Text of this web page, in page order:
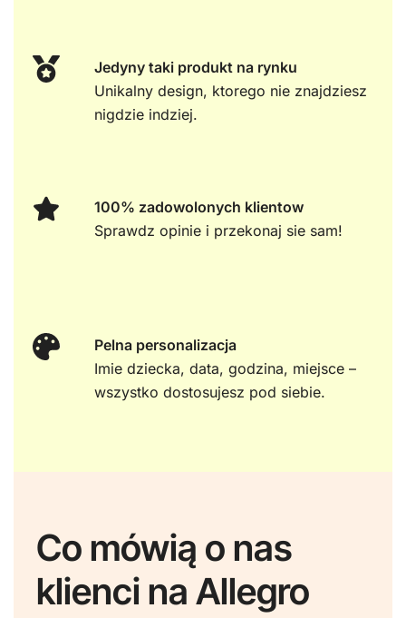
Jedyny taki produkt na rynku
Unikalny design, ktorego nie znajdziesz
nigdzie indziej.
100% zadowolonych klientow
Sprawdz opinie i przekonaj sie sam!
Pelna personalizacja
Imie dziecka, data, godzina, miejsce –
wszystko dostosujesz pod siebie.
Co mówią o nas
klienci na Allegro